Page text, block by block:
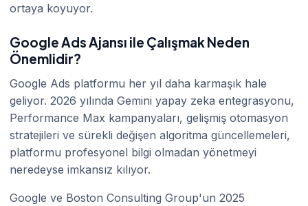
ortaya koyuyor.
Google Ads Ajansı ile Çalışmak Neden
Önemlidir?
Google Ads platformu her yıl daha karmaşık hale
geliyor. 2026 yılında Gemini yapay zeka entegrasyonu,
Performance Max kampanyaları, gelişmiş otomasyon
stratejileri ve sürekli değişen algoritma güncellemeleri,
platformu profesyonel bilgi olmadan yönetmeyi
neredeyse imkansız kılıyor.
Google ve Boston Consulting Group'un 2025